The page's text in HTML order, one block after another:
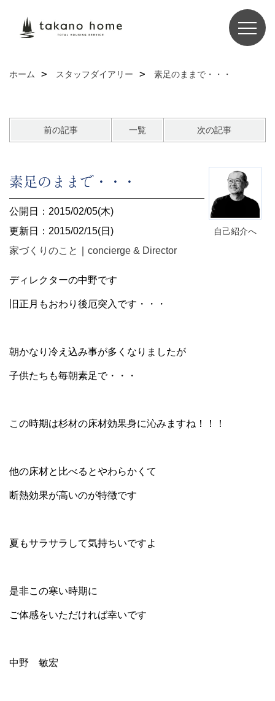
ホーム スタッフダイアリー 素足のままで・・・
前の記事 一覧 次の記事
自己紹介へ
素足のままで・・・
公開日：2015/02/05(木)
更新日：2015/02/15(日)
家づくりのこと
concierge & Director
ディレクターの中野です
旧正月もおわり後厄突入です・・・
朝かなり冷え込み事が多くなりましたが
子供たちも毎朝素足で・・・
この時期は杉材の床材効果身に沁みますね！！！
他の床材と比べるとやわらかくて
断熱効果が高いのが特徴です
夏もサラサラして気持ちいですよ
是非この寒い時期に
ご体感をいただければ幸いです
中野 敏宏